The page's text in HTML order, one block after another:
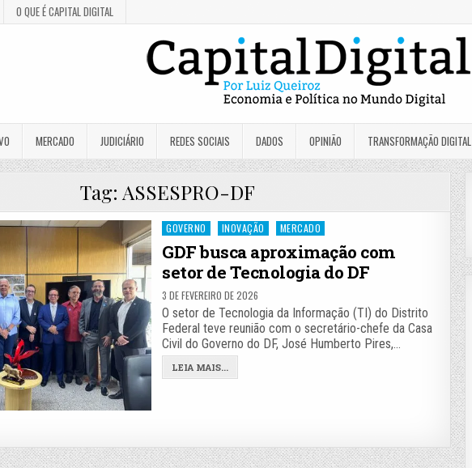
O QUE É CAPITAL DIGITAL
MERCADO JUDICIÁRIO REDES SOCIAIS DADOS OPINIÃO TRANSFORMAÇÃO DIGITAL
Tag: ASSESPRO-DF
Posted
in
GOVERNO INOVAÇÃO MERCADO
GDF busca aproximação com
setor de Tecnologia do DF
3 DE FEVEREIRO DE 2026
O setor de Tecnologia da Informação (TI) do Distrito
Federal teve reunião com o secretário-chefe da Casa
Civil do Governo do DF, José Humberto Pires,…
LEIA MAIS...